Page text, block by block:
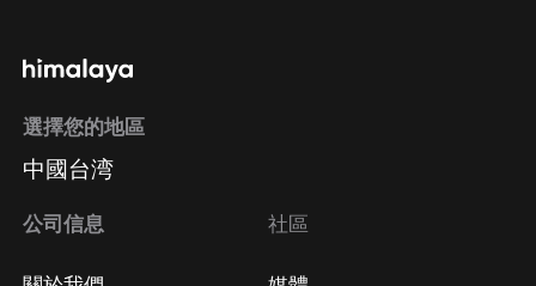
選擇您的地區
中國台湾
公司信息 社區